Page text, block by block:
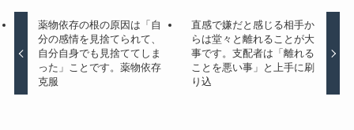
薬物依存の根の原因は「自
分の感情を見捨てられて、
自分自身でも見捨ててしま
った」ことです。薬物依存
克服
直感で嫌だと感じる相手か
らは堂々と離れることが大
事です。支配者は「離れる
ことを悪い事」と上手に刷
り込